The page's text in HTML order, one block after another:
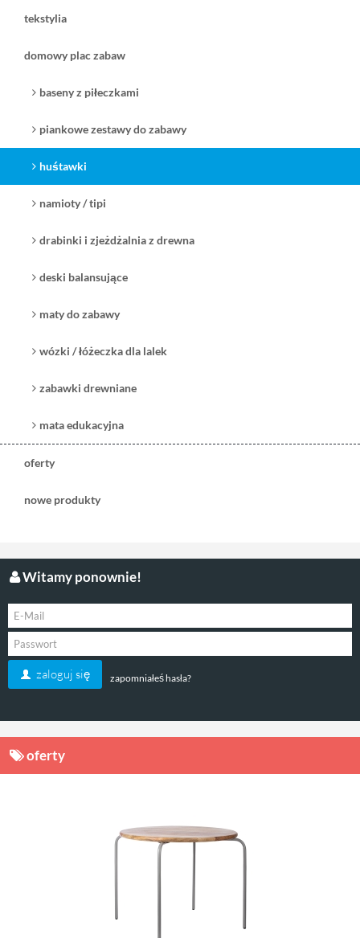
tekstylia
domowy plac zabaw
baseny z piłeczkami
piankowe zestawy do zabawy
huśtawki
namioty / tipi
drabinki i zjeżdżalnia z drewna
deski balansujące
maty do zabawy
wózki / łóżeczka dla lalek
zabawki drewniane
mata edukacyjna
oferty
nowe produkty
Witamy ponownie!
zaloguj się zapomniałeś hasła?
oferty